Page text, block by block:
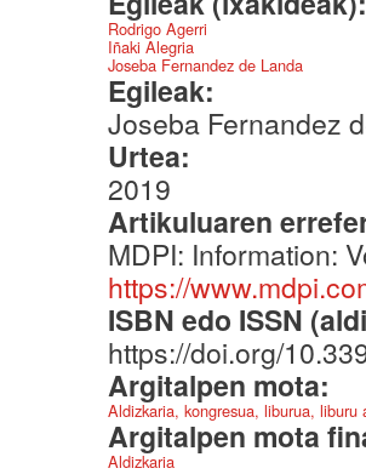
Rodrigo Agerri
Iñaki Alegria
Joseba Fernandez de Landa
Egileak:
Joseba Fernandez
Urtea:
2019
Artikuluaren
MDPI: Information:
https://
ISBN edo ISSN
https://doi.org/
Argitalpen mota:
Aldizkaria, kongresua, liburua,
Argitalpen mota
Aldizkaria